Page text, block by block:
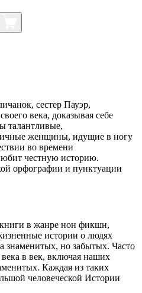
сестер Пауэр,
века, доказывая себе
талантливые,
женщины, идущие в ногу
во времени
честную историю.
орфографии и пунктуации
в жанре нон фикшн,
истории о людях
знаменитых, но забытых. Часто
в век, включая наших
Каждая из таких
человеческой Истории